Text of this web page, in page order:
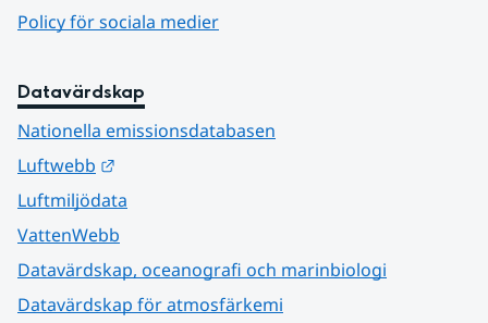
Policy för sociala medier
Datavärdskap
Nationella emissionsdatabasen
Luftwebb
Luftmiljödata
VattenWebb
Datavärdskap, oceanografi och marinbiologi
Datavärdskap för atmosfärkemi